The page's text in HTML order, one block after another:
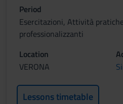
Period
Esercitazioni, Attività
professionalizzanti
Location
VERONA
Lessons timetable